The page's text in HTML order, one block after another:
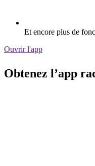
Et encore plus de
Ouvrir l'app
Obtenez l’app